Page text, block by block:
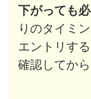
下がっても
りのタイミ
エントリす
確認してから